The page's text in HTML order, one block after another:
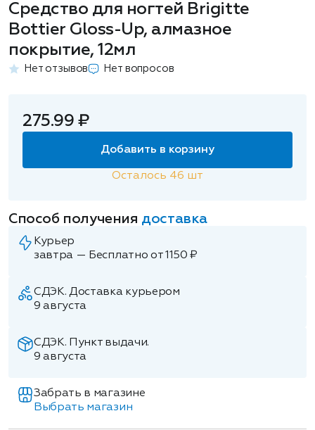
Средство для ногтей Brigitte
Bottier Gloss-Up, алмазное
покрытие, 12мл
Нет отзывов Нет вопросов
275.99 ₽
Добавить в корзину
Осталось 46 шт
Способ получения доставка
Курьер
завтра — Бесплатно от 1150 ₽
СДЭК. Доставка курьером
9 августа
СДЭК. Пункт выдачи.
9 августа
Забрать в магазине
Выбрать магазин